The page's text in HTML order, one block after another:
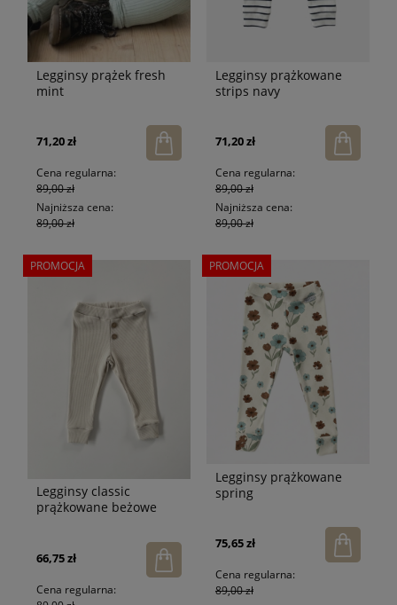
Legginsy prążek fresh
mint
71,20 zł
Cena regularna:
89,00 zł
Najniższa cena:
89,00 zł
Legginsy prążkowane
strips navy
71,20 zł
Cena regularna:
89,00 zł
Najniższa cena:
89,00 zł
Legginsy classic
prążkowane beżowe
66,75 zł
Cena regularna:
PROMOCJA
Legginsy prążkowane
spring
75,65 zł
Cena regularna:
89,00 zł
PROMOCJA